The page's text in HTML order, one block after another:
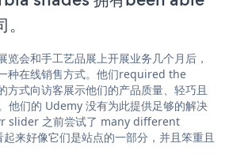
会和手工艺品展上开展业务几个月后，
种在线销售方式。他们required the
式向访客展示他们的产品质量、轻巧且
他们的 Udemy 没有为此提供足够的解决
slider 之前尝试了 many different
来好像它们是站点的一部分，并且笨重且